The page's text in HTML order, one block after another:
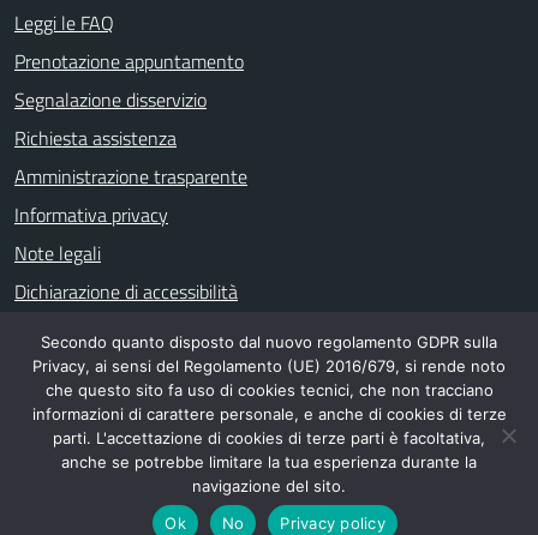
Leggi le FAQ
Prenotazione appuntamento
Segnalazione disservizio
Richiesta assistenza
Amministrazione trasparente
Informativa privacy
Note legali
Dichiarazione di accessibilità
SEGUICI SU
Gruppo Consiliare Comune di Nicolosi
Secondo quanto disposto dal nuovo regolamento GDPR sulla
Privacy, ai sensi del Regolamento (UE) 2016/679, si rende noto
che questo sito fa uso di cookies tecnici, che non tracciano
informazioni di carattere personale, e anche di cookies di terze
parti. L'accettazione di cookies di terze parti è facoltativa,
anche se potrebbe limitare la tua esperienza durante la
navigazione del sito.
Ok
No Privacy policy